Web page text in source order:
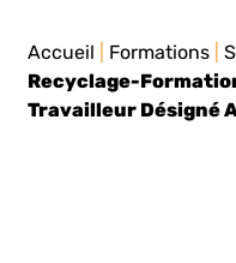
Accueil Formations |
Recyclage-
Travailleur Désigné